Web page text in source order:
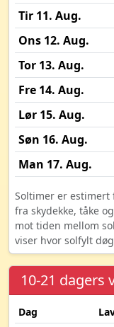
Tir 11. Aug.
Ons 12. Aug.
Tor 13. Aug.
Fre 14. Aug.
Lør 15. Aug.
Søn 16. Aug.
Man 17. Aug.
Soltimer er
fra skydekke, tåke
mot tiden mellom
viser hvor solfylt
10-21 dagers
Dag